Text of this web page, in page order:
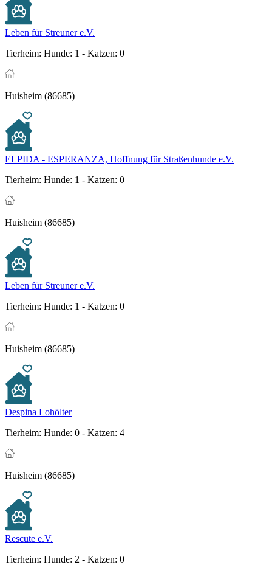
Leben für Streuner e.V.
Tierheim: Hunde: 1 - Katzen: 0
Huisheim (86685)
ELPIDA - ESPERANZA, Hoffnung für Straßenhunde e.V.
Tierheim: Hunde: 1 - Katzen: 0
Huisheim (86685)
Leben für Streuner e.V.
Tierheim: Hunde: 1 - Katzen: 0
Huisheim (86685)
Despina Lohölter
Tierheim: Hunde: 0 - Katzen: 4
Huisheim (86685)
Rescute e.V.
Tierheim: Hunde: 2 - Katzen: 0